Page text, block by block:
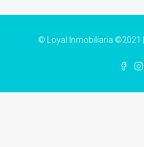
© Loyal Inmobiliaria ©2021 ||